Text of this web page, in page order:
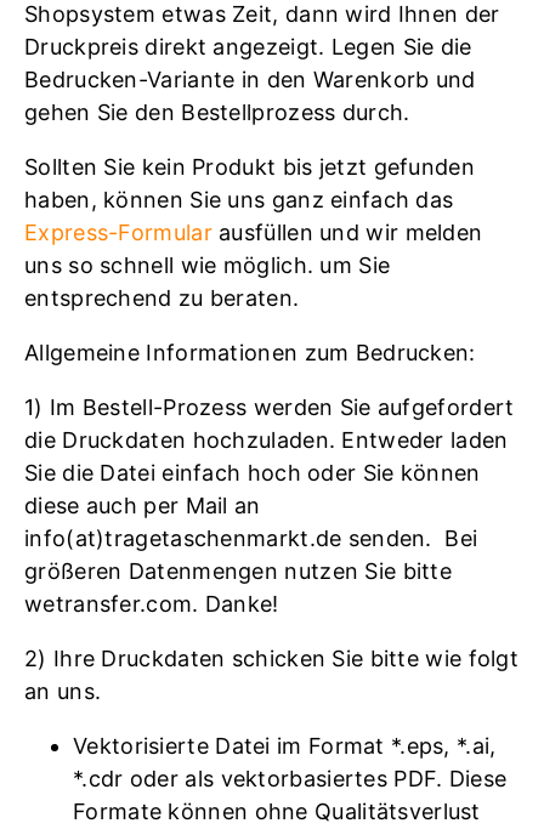
Shopsystem etwas Zeit, dann wird Ihnen der
Druckpreis direkt angezeigt. Legen Sie die
Bedrucken-Variante in den Warenkorb und
gehen Sie den Bestellprozess durch.
Sollten Sie kein Produkt bis jetzt gefunden
haben, können Sie uns ganz einfach das
Express-Formular ausfüllen und wir melden
uns so schnell wie möglich. um Sie
entsprechend zu beraten.
Allgemeine Informationen zum Bedrucken:
1) Im Bestell-Prozess werden Sie aufgefordert
die Druckdaten hochzuladen. Entweder laden
Sie die Datei einfach hoch oder Sie können
diese auch per Mail an
info(at)tragetaschenmarkt.de senden. Bei
größeren Datenmengen nutzen Sie bitte
wetransfer.com. Danke!
2) Ihre Druckdaten schicken Sie bitte wie folgt
an uns.
Vektorisierte Datei im Format *.eps, *.ai,
*.cdr oder als vektorbasiertes PDF. Diese
Formate können ohne Qualitätsverlust